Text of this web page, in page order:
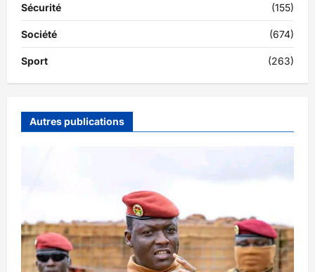
Sécurité (155)
Société (674)
Sport (263)
Autres publications